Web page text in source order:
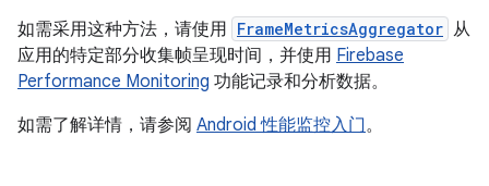
如需采用这种方法，请使用 FrameMetricsAggregator 从
应用的特定部分收集帧呈现时间，并使用 Firebase
Performance Monitoring 功能记录和分析数据。
如需了解详情，请参阅 Android 性能监控入门。